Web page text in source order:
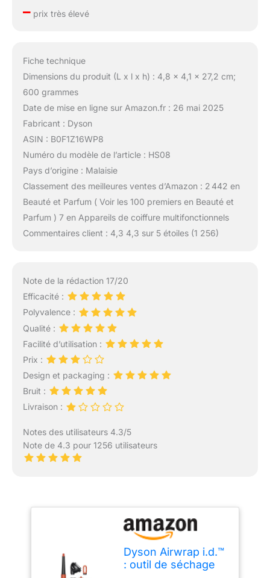
–prix très élevé
Fiche technique
Dimensions du produit (L x l x h) : 4,8 x 4,1 x 27,2 cm;
600 grammes
Date de mise en ligne sur Amazon.fr : 26 mai 2025
Fabricant : Dyson
ASIN : B0F1Z16WP8
Numéro du modèle de l’article : HS08
Pays d’origine : Malaisie
Classement des meilleures ventes d’Amazon : 2 442 en
Beauté et Parfum ( Voir les 100 premiers en Beauté et
Parfum ) 7 en Appareils de coiffure multifonctionnels
Commentaires client : 4,3 4,3 sur 5 étoiles (1 256)
Note de la rédaction 17/20
Efficacité :
Polyvalence :
Qualité :
Facilité d’utilisation :
Prix :
Design et packaging :
Bruit :
Livraison :
Notes des utilisateurs 4.3/5
Note de 4.3 pour 1256 utilisateurs
Dyson Airwrap i.d.™
: outil de séchage